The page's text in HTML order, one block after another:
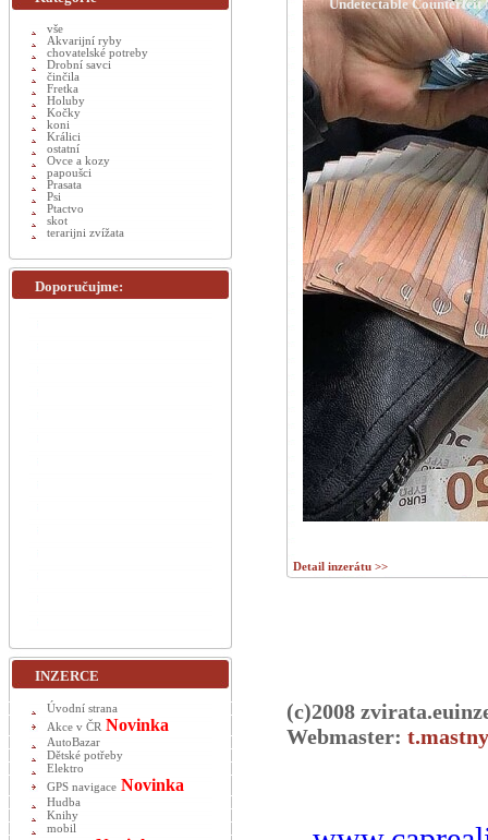
Undetectable Counterfeit
Detail inzerátu >>
(c)2008
Webmaster:
vše
Akvarijní ryby
chovatelské potreby
Drobní savci
činčila
Fretka
Holuby
Kočky
koni
Králici
ostatní
Ovce a kozy
papoušci
Prasata
Psi
Ptactvo
skot
terarijni zvížata
Doporučujme:
INZERCE
Úvodní strana
Akce v ČR Novinka
AutoBazar
Dětské potřeby
Elektro
GPS navigace Novinka
Hudba
Knihy
mobil